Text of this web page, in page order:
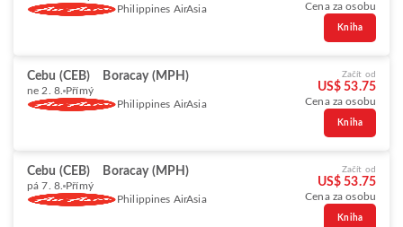
Philippines AirAsia
Cena za osobu
Kniha
Cebu (CEB) Boracay (MPH)
ne 2. 8. Přímý
Philippines AirAsia
Začít od
US$ 53.75
Cena za osobu
Kniha
Cebu (CEB) Boracay (MPH)
pá 7. 8. Přímý
Philippines AirAsia
Začít od
US$ 53.75
Cena za osobu
Kniha